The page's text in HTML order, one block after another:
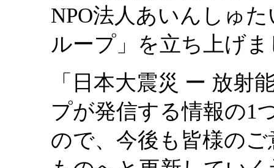
NPO法人あいんしゅ
ループ」を立ち上げ
「日本大震災 ー 放射
プが発信する情報の1
ので、今後も皆様の